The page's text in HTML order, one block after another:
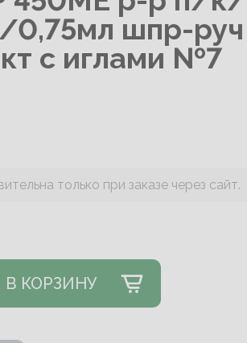
0,75мл шпр-руч
с иглами №7
только при заказе через сайт.
В КОРЗИНУ